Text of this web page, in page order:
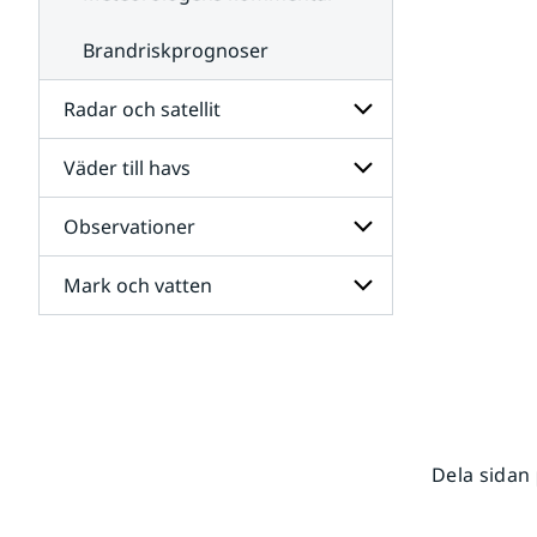
Brandriskprognoser
Radar och satellit
Undersidor
för
Radar
och
satellit
Väder till havs
Undersidor
för
Väder
till
havs
Observationer
Undersidor
för
Mark och vatten
Dela sidan